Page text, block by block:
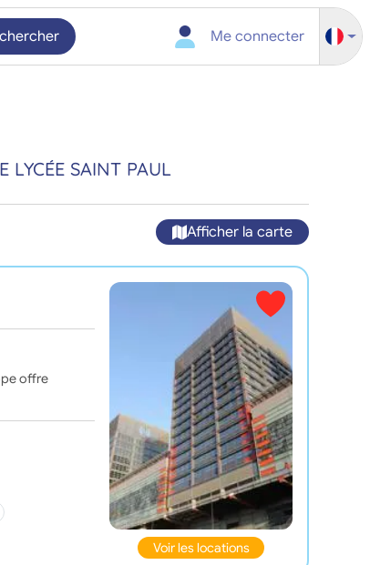
Me connecter
LYCÉE SAINT PAUL
Afficher la carte
offre
Voir les locations